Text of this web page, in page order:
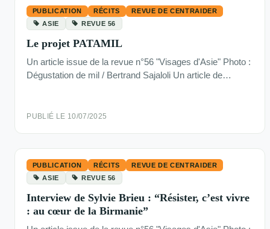
PUBLICATION RÉCITS
REVUE DE CENTRAIDER
ASIE
REVUE 56
Le projet PATAMIL
Un article issue de la revue n°56 "Visages d'Asie" Photo :
Dégustation de mil / Bertrand Sajaloli Un article de…
PUBLIÉ LE 10/07/2025
PUBLICATION RÉCITS
REVUE DE CENTRAIDER
ASIE
REVUE 56
Interview de Sylvie Brieu : “Résister, c’est vivre
: au cœur de la Birmanie”